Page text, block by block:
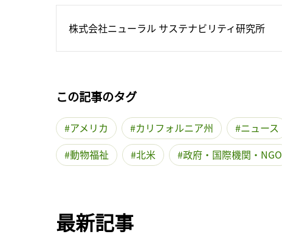
株式会社ニューラル サステナビリティ研究所
この記事のタグ
アメリカ カリフォルニア州 ニュース
動物福祉
北米 政府・国際機関・NGO
最新記事